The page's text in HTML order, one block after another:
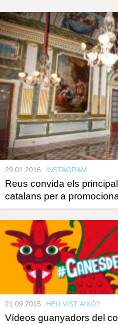
29.01.2016 INSTAGRAM
Reus convida els
catalans per a
21.09.2015 HEU VIST AIXÒ?
Vídeos guanyadors del
P
à
g
i
s